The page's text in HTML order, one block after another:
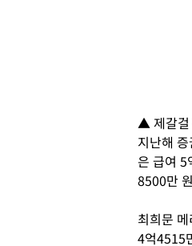
▲ 제갈걸
지난해
은 급여 5
8500만
최희문
4억4515